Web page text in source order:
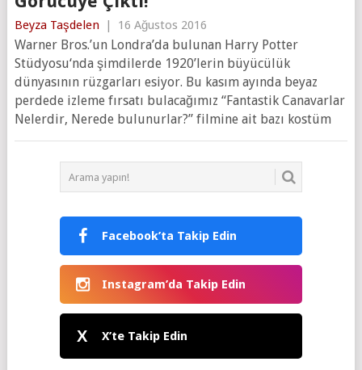
Beyza Taşdelen | 16 Ağustos 2016
Warner Bros.’un Londra’da bulunan Harry Potter
Stüdyosu‘nda şimdilerde 1920’lerin büyücülük
dünyasının rüzgarları esiyor. Bu kasım ayında beyaz
perdede izleme fırsatı bulacağımız “Fantastik Canavarlar
Nelerdir, Nerede bulunurlar?” filmine ait bazı kostüm
Facebook’ta Takip Edin
Instagram’da Takip Edin
X X’te Takip Edin